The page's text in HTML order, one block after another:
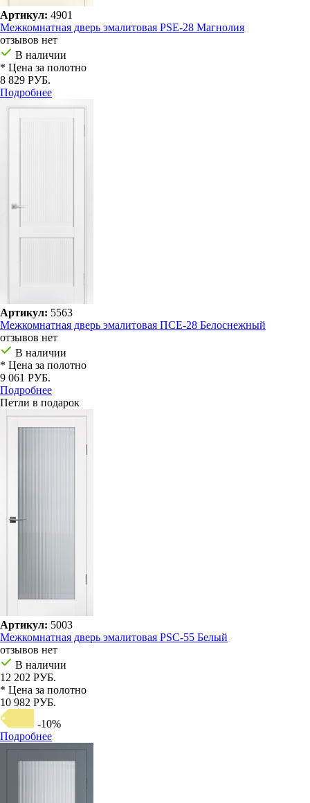
Артикул: 4901
Межкомнатная дверь эмалитовая PSE-28 Магнолия
отзывов нет
В наличии
* Цена за полотно
8 829 РУБ.
Подробнее
Артикул: 5563
Межкомнатная дверь эмалитовая ПСЕ-28 Белоснежный
отзывов нет
В наличии
* Цена за полотно
9 061 РУБ.
Подробнее
Петли в подарок
Артикул: 5003
Межкомнатная дверь эмалитовая PSC-55 Белый
отзывов нет
В наличии
12 202 РУБ.
* Цена за полотно
10 982 РУБ.
-10%
Подробнее